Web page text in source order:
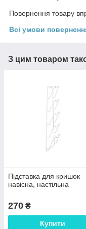
Повернення товару
Всі умови
З цим товаром
Підставка для кришок
навісна, настільна
270 ₴
Купити